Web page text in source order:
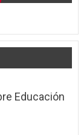
Educación